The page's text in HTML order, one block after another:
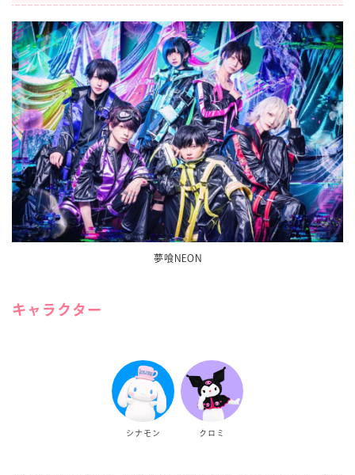
夢喰NEON
キャラクター
シナモン クロミ